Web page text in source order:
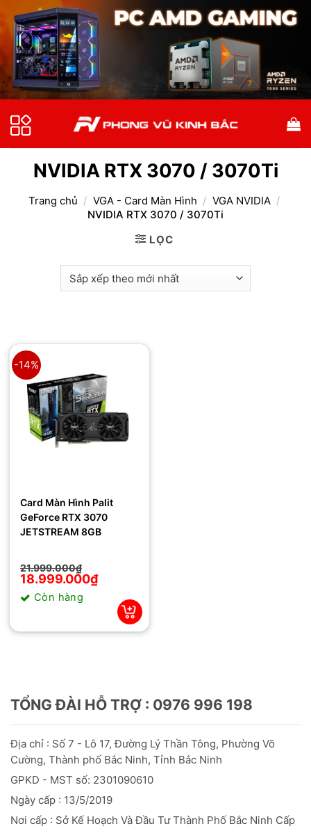
qua
nội
dung
NVIDIA RTX 3070 / 3070Ti
Trang chủ / VGA - Card Màn Hình / VGA NVIDIA /
NVIDIA RTX 3070 / 3070Ti
LỌC
-14%
Card Màn Hình Palit
GeForce RTX 3070
JETSTREAM 8GB
21.999.000₫
Giá
gốc
là:
21.999.000₫.
18.999.000₫
Giá
hiện
tại
là: Còn hàng
TỔNG ĐÀI HỖ TRỢ : 0976 996 198
Địa chỉ : Số 7 - Lô 17, Đường Lý Thần Tông, Phường Võ
Cường, Thành phố Bắc Ninh, Tỉnh Bắc Ninh
GPKD - MST số: 2301090610
Ngày cấp : 13/5/2019
Nơi cấp : Sở Kế Hoạch Và Đầu TưThành Phố Bắc Ninh Cấp